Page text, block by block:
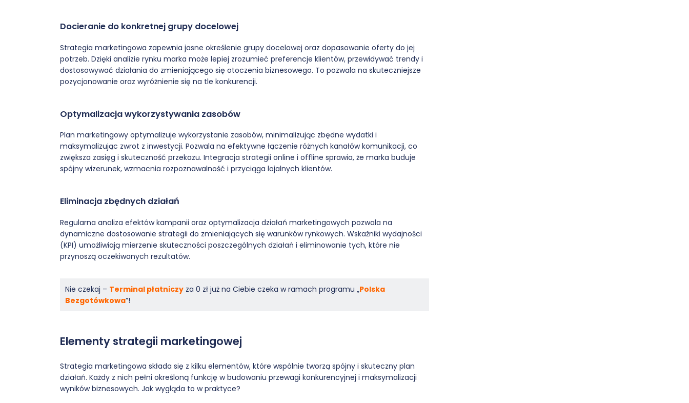
Docieranie do konkretnej grupy docelowej
Strategia marketingowa zapewnia jasne określenie grupy docelowej oraz dopasowanie oferty do jej
potrzeb. Dzięki analizie rynku marka może lepiej zrozumieć preferencje klientów, przewidywać trendy i
dostosowywać działania do zmieniającego się otoczenia biznesowego. To pozwala na skuteczniejsze
pozycjonowanie oraz wyróżnienie się na tle konkurencji.
Optymalizacja wykorzystywania zasobów
Plan marketingowy optymalizuje wykorzystanie zasobów, minimalizując zbędne wydatki i
maksymalizując zwrot z inwestycji. Pozwala na efektywne łączenie różnych kanałów komunikacji, co
zwiększa zasięg i skuteczność przekazu. Integracja strategii online i offline sprawia, że marka buduje
spójny wizerunek, wzmacnia rozpoznawalność i przyciąga lojalnych klientów.
Eliminacja zbędnych działań
Regularna analiza efektów kampanii oraz optymalizacja działań marketingowych pozwala na
dynamiczne dostosowanie strategii do zmieniających się warunków rynkowych. Wskaźniki wydajności
(KPI) umożliwiają mierzenie skuteczności poszczególnych działań i eliminowanie tych, które nie
przynoszą oczekiwanych rezultatów.
Nie czekaj – Terminal płatniczy za 0 zł już na Ciebie czeka w ramach programu „Polska
Bezgotówkowa”!
Elementy strategii marketingowej
Strategia marketingowa składa się z kilku elementów, które wspólnie tworzą spójny i skuteczny plan
działań. Każdy z nich pełni określoną funkcję w budowaniu przewagi konkurencyjnej i maksymalizacji
wyników biznesowych. Jak wygląda to w praktyce?